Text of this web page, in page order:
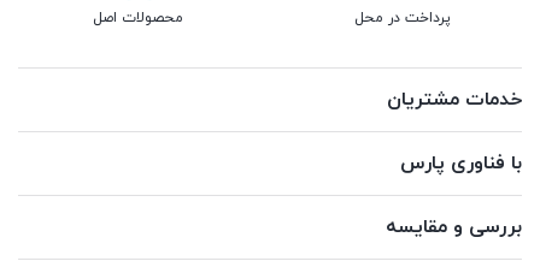
پرداخت در محل محصولات اصل
خدمات مشتریان
با فناوری پارس
بررسی و مقایسه